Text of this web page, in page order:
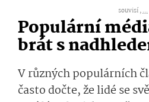
souvisí ,...
Populární
brát s
V různých populárních
často dočte, že lidé se